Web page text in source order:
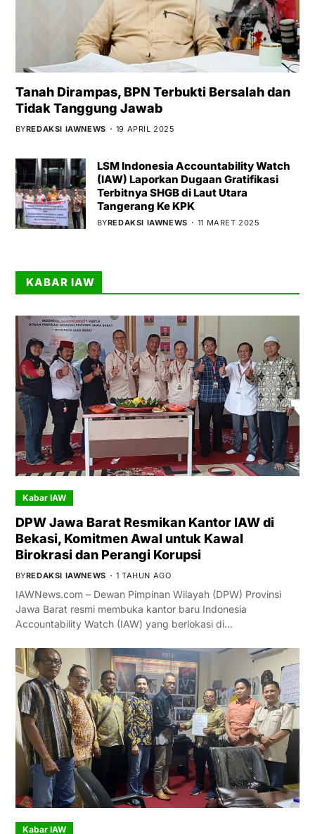
Tanah Dirampas, BPN Terbukti Bersalah dan
Tidak Tanggung Jawab
BYREDAKSI IAWNEWS 19 APRIL 2025
LSM Indonesia Accountability Watch
(IAW) Laporkan Dugaan Gratifikasi
Terbitnya SHGB di Laut Utara
Tangerang Ke KPK
BYREDAKSI IAWNEWS 11 MARET 2025
KABAR IAW
Kabar IAW
DPW Jawa Barat Resmikan Kantor IAW di
Bekasi, Komitmen Awal untuk Kawal
Birokrasi dan Perangi Korupsi
BYREDAKSI IAWNEWS 1 TAHUN AGO
IAWNews.com – Dewan Pimpinan Wilayah (DPW) Provinsi
Jawa Barat resmi membuka kantor baru Indonesia
Accountability Watch (IAW) yang berlokasi di…
Kabar IAW